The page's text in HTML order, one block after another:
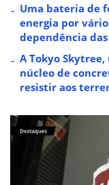
Uma bateria de
energia por
dependência
A Tokyo
núcleo de
resistir aos